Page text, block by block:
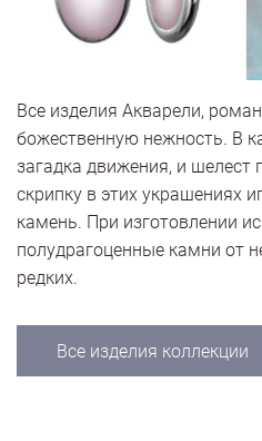
Все изделия Акварели,
божественную нежность. В
загадка движения, и шелест
скрипку в этих украшениях
камень. При изготовлении
полудрагоценные камни от
редких.
Все изделия коллекции